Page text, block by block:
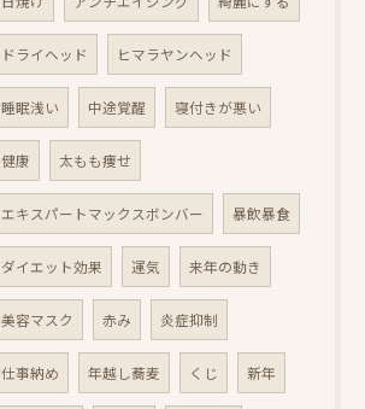
ドライヘッド ヒマラヤンヘッド
睡眠浅い 中途覚醒 寝付きが悪い
健康 太もも痩せ
エキスパートマックスボンバー 暴飲暴食
ダイエット効果 運気 来年の動き
美容マスク 赤み 炎症抑制
仕事納め 年越し蕎麦 くじ 新年